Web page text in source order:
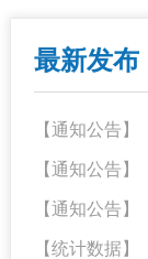
最新发布
【通知公告】
【通知公告】
【通知公告】
【统计数据】